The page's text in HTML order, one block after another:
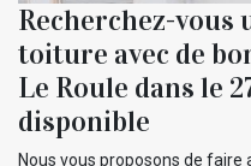
Recherchez-vous
toiture avec de
Le Roule dans le
disponible
Nous vous proposons de faire